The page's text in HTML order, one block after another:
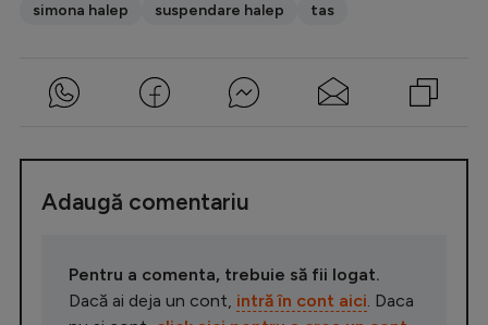
simona halep suspendare halep tas
Adaugă comentariu
Pentru a comenta, trebuie să fii logat.
Dacă ai deja un cont, intră în cont aici. Daca